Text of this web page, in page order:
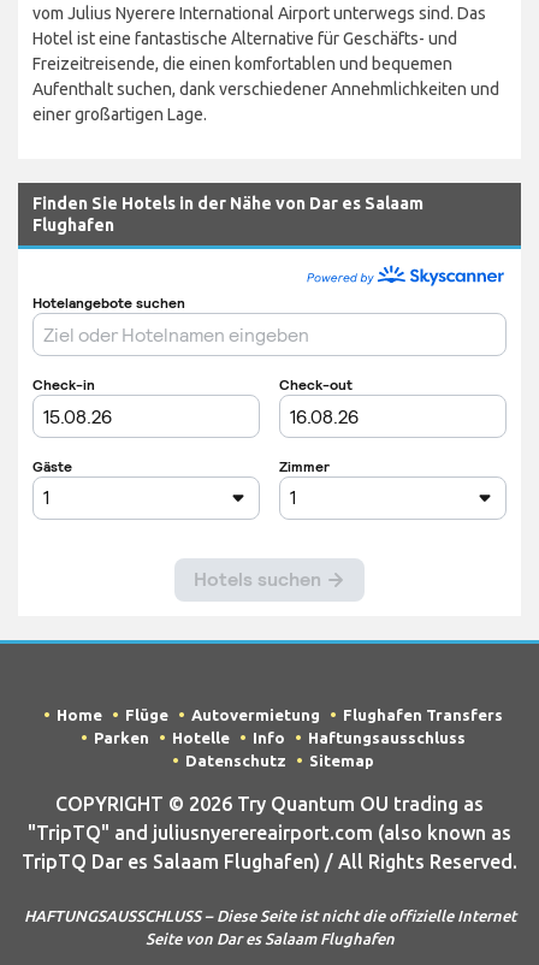
vom Julius Nyerere International Airport unterwegs sind. Das
Hotel ist eine fantastische Alternative für Geschäfts- und
Freizeitreisende, die einen komfortablen und bequemen
Aufenthalt suchen, dank verschiedener Annehmlichkeiten und
einer großartigen Lage.
Finden Sie Hotels in der Nähe von Dar es Salaam
Flughafen
Home Flüge Autovermietung
Flughafen Transfers
Parken
Hotelle Info
Haftungsausschluss
Datenschutz
Sitemap
COPYRIGHT © 2026 Try Quantum OU trading as
"TripTQ" and juliusnyerereairport.com (also known as
TripTQ Dar es Salaam Flughafen) / All Rights Reserved.
HAFTUNGSAUSSCHLUSS – Diese Seite ist nicht die offizielle Internet
Seite von Dar es Salaam Flughafen